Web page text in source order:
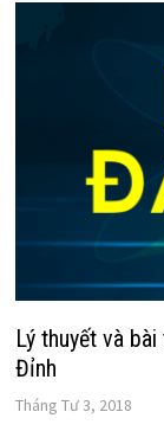
Lý thuyết và
Đỉnh
Tháng Tư 3, 2018